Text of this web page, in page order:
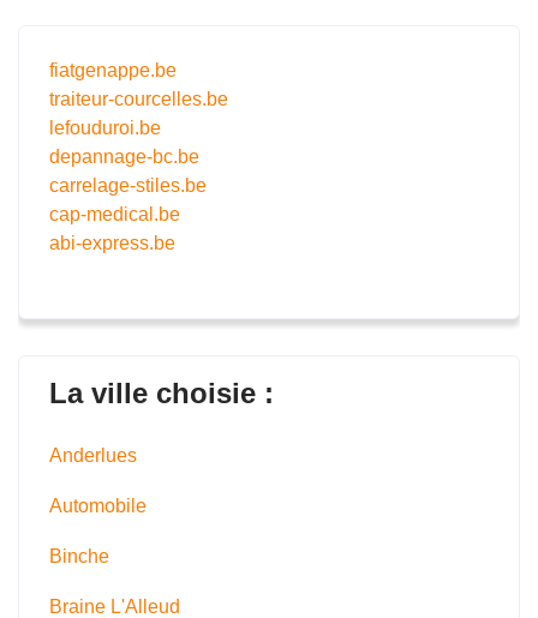
fiatgenappe.be
traiteur-courcelles.be
lefouduroi.be
depannage-bc.be
carrelage-stiles.be
cap-medical.be
abi-express.be
La ville choisie :
Anderlues
Automobile
Binche
Braine L'Alleud